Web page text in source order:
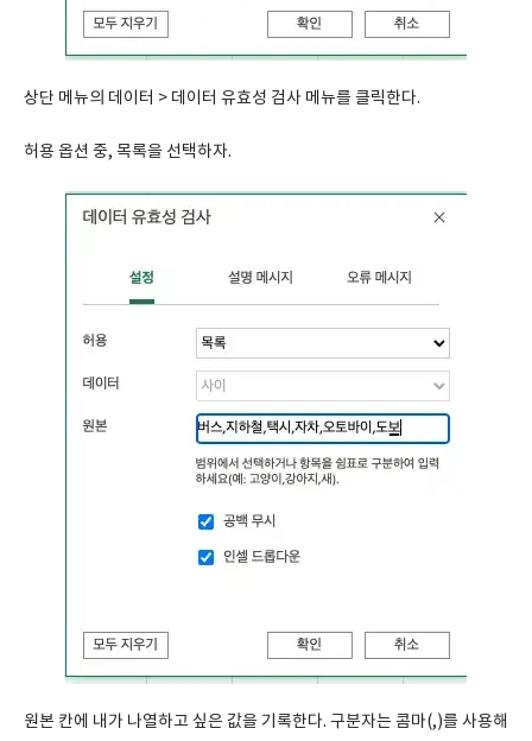
상단 메뉴의 데이터 > 데이터 유효성 검사 메뉴를 클릭한다.
허용 옵션 중, 목록을 선택하자.
원본 칸에 내가 나열하고 싶은 값을 기록한다. 구분자는 콤마(,)를 사용해